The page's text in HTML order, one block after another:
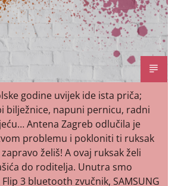
godine uvijek ide ista priča;
bilježnice, napuni pernicu, radni
Antena Zagreb odlučila je
problemu i pokloniti ti ruksak
želiš! A ovaj ruksak želi
do roditelja. Unutra smo
Flip 3 bluetooth zvučnik, SAMSUNG